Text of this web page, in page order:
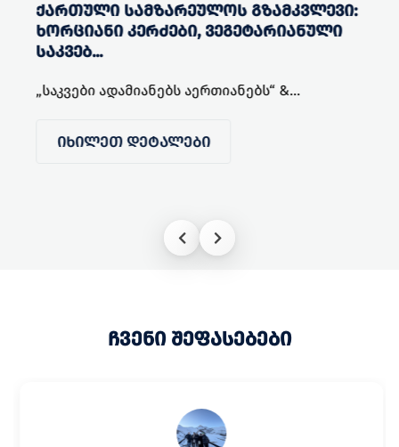
ᲥᲐᲠᲗᲣᲚᲘ ᲡᲐᲛᲖᲐᲠᲔᲣᲚᲝᲡ ᲒᲖᲐᲛᲙᲕᲚᲔᲕᲘ:
ᲮᲝᲠᲪᲘᲐᲜᲘ ᲙᲔᲠᲫᲔᲑᲘ, ᲕᲔᲒᲔᲢᲐᲠᲘᲐᲜᲣᲚᲘ
ᲡᲐᲙᲕᲔᲑ...
„საკვები ადამიანებს აერთიანებს“ &...
ᲘᲮᲘᲚᲔᲗ ᲓᲔᲢᲐᲚᲔᲑᲘ
ᲩᲕᲔᲜᲘ ᲨᲔᲤᲐᲡᲔᲑᲔᲑᲘ